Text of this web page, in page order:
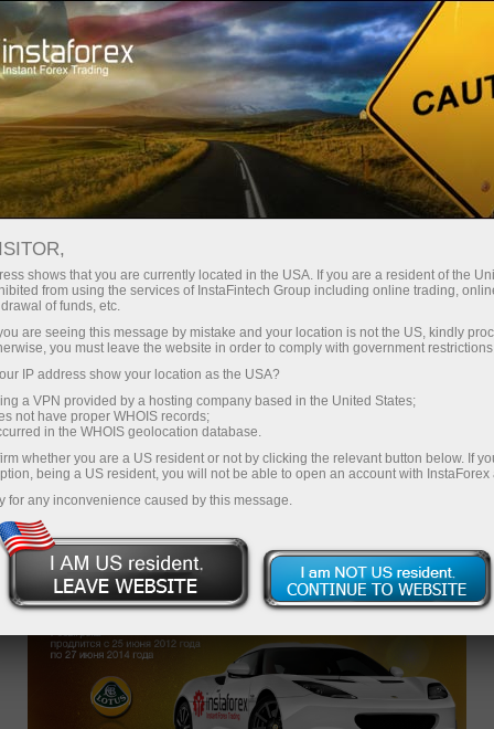
Promoaksiyalar Tanlovlar Lotus Evora 2014
"EVORA LOTUS - SIZNING
SAVDO BONUSINGIZ"
TADBIRI TUGALLANDI.
shows that you are currently located in the USA. If you are a resident of the
from using the services of InstaFintech Group including online trading,
of funds, etc.
are seeing this message by mistake and your location is not the US, kindly
you must leave the website in order to comply with government
IP address show your location as the USA?
a VPN provided by a hosting company based in the United States;
not have proper WHOIS records;
in the WHOIS geolocation database.
whether you are a US resident or not by clicking the relevant button below. If
being a US resident, you will not be able to open an account with InstaForex
for any inconvenience caused by this message.